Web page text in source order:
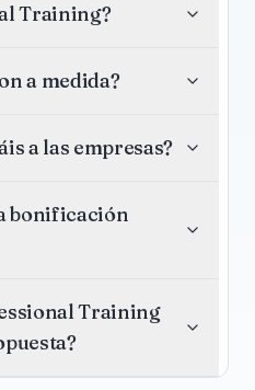
Training?
a medida?
a las empresas?
bonificación
Training